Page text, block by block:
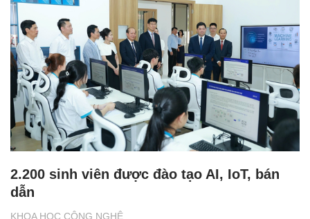
KHOA HỌC CÔNG NGHỆ
2.200 sinh viên được đào tạo AI, IoT, bán
dẫn